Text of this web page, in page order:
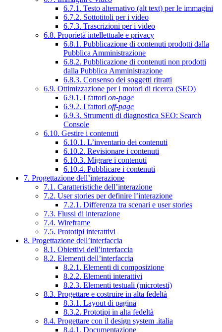
6.7.1. Testo alternativo (alt text) per le immagini
6.7.2. Sottotitoli per i video
6.7.3. Trascrizioni per i video
6.8. Proprietà intellettuale e privacy
6.8.1. Pubblicazione di contenuti prodotti dalla
Pubblica Amministrazione
6.8.2. Pubblicazione di contenuti non prodotti
dalla Pubblica Amministrazione
6.8.3. Consenso dei soggetti ritratti
6.9. Ottimizzazione per i motori di ricerca (SEO)
6.9.1. I fattori on-page
6.9.2. I fattori off-page
6.9.3. Strumenti di diagnostica SEO: Search
Console
6.10. Gestire i contenuti
6.10.1. L’inventario dei contenuti
6.10.2. Revisionare i contenuti
6.10.3. Migrare i contenuti
6.10.4. Pubblicare i contenuti
7. Progettazione dell’interazione
7.1. Caratteristiche dell’interazione
7.2. User stories per definire l’interazione
7.2.1. Differenza tra scenari e user stories
7.3. Flussi di interazione
7.4. Wireframe
7.5. Prototipi interattivi
8. Progettazione dell’interfaccia
8.1. Obiettivi dell’interfaccia
8.2. Elementi dell’interfaccia
8.2.1. Elementi di composizione
8.2.2. Elementi interattivi
8.2.3. Elementi testuali (microtesti)
8.3. Progettare e costruire in alta fedeltà
8.3.1. Layout di pagina
8.3.2. Prototipi in alta fedeltà
8.4. Progettare con il design system .italia
8.4.1. Documentazione